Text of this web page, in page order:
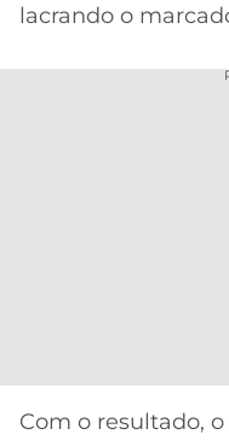
ATLÉTICO
lacrando o
Com o resultado,